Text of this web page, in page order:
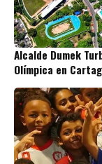
Alcalde Dumek
Olímpica en